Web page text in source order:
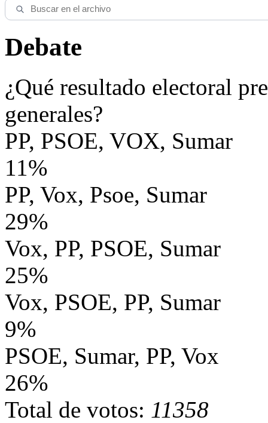
Debate
¿Qué resultado electoral
generales?
PP, PSOE, VOX, Sumar
11%
PP, Vox, Psoe, Sumar
29%
Vox, PP, PSOE, Sumar
25%
Vox, PSOE, PP, Sumar
9%
PSOE, Sumar, PP, Vox
26%
Total de votos: 11358